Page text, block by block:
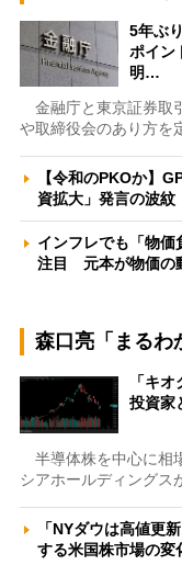
5年ぶ
ポイン
明…
金融庁と東京証券取
や取締役会のあり方を
【令和のPKOか】
資拡大」発言の波
インフレでも「物価
注目 元本が物価の
森口亮「まるわ
「キ
投資家
半導体株を中心に相
シアホールディング
「NYダウは高値更
する米国株市場の